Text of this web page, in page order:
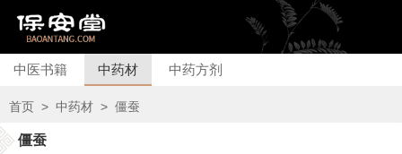
中医书籍 中药材 中药方剂
首页 > 中药材 > 僵蚕
僵蚕